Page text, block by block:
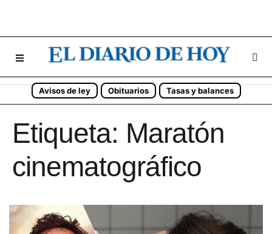
Avisos de ley Obituarios Tasas y balances
Etiqueta: Maratón
cinematográfico